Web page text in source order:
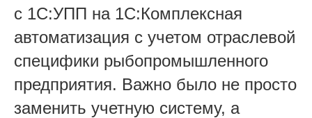
с 1С:УПП на 1С:Комплексная
автоматизация с учетом отраслевой
специфики рыбопромышленного
предприятия. Важно было не просто
заменить учетную систему, а